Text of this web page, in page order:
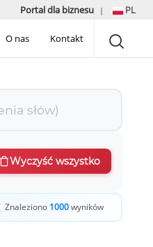
Portal dla biznesu | PL
O nas Kontakt
Wyczyść wszystko
Znaleziono 1000wyników